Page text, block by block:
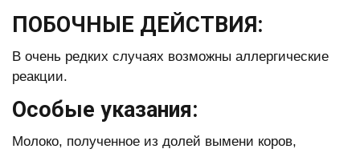
ПОБОЧНЫЕ ДЕЙСТВИЯ:
В очень редких случаях возможны аллергические
реакции.
Особые указания:
Молоко, полученное из долей вымени коров,